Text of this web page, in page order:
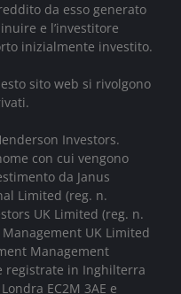
da esso generato
e l’investitore
inizialmente investito.
sito web si rivolgono
Investors.
con cui vengono
da Janus
Limited (reg. n.
UK Limited (reg. n.
UK Limited
Management
registrate in Inghilterra
EC2M 3AE e